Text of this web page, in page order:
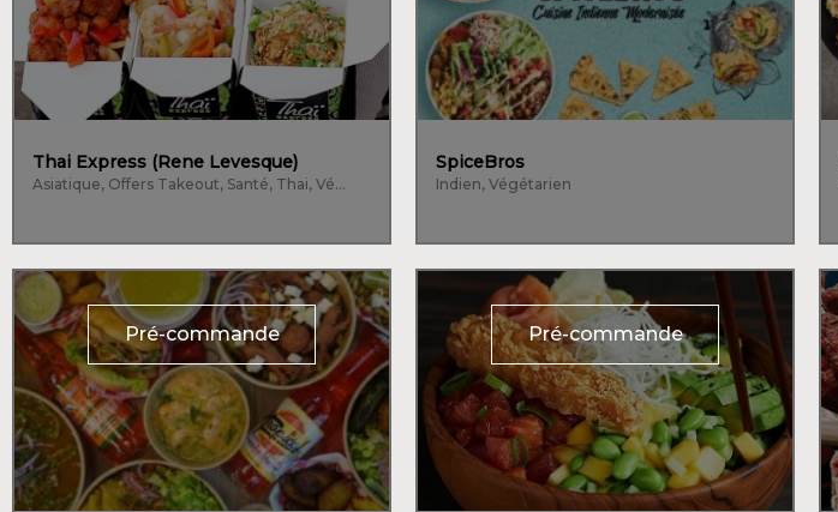
Thai Express (Rene Levesque)
Asiatique, Offers Takeout, Santé, Thai, Végétalien
SpiceBros
Indien, Végétarien
Pré-commande Pré-commande